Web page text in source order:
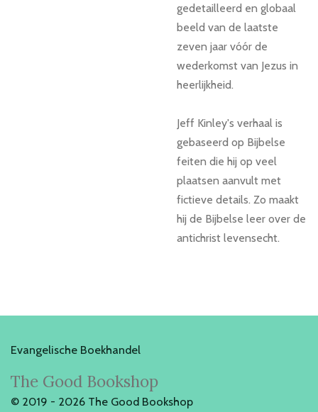
gedetailleerd en globaal
beeld van de laatste
zeven jaar vóór de
wederkomst van Jezus in
heerlijkheid.
Jeff Kinley's verhaal is
gebaseerd op Bijbelse
feiten die hij op veel
plaatsen aanvult met
fictieve details. Zo maakt
hij de Bijbelse leer over de
antichrist levensecht.
Evangelische Boekhandel
The Good Bookshop
© 2019 - 2026 The Good Bookshop